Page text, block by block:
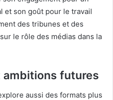
et son goût pour le travail
des tribunes et des
le rôle des médias dans la
futures
aussi des formats plus